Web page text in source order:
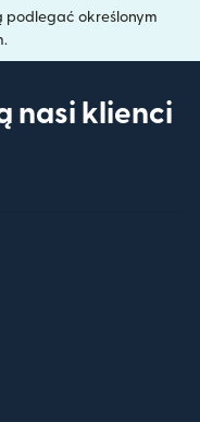
podlegać określonym
nasi klienci